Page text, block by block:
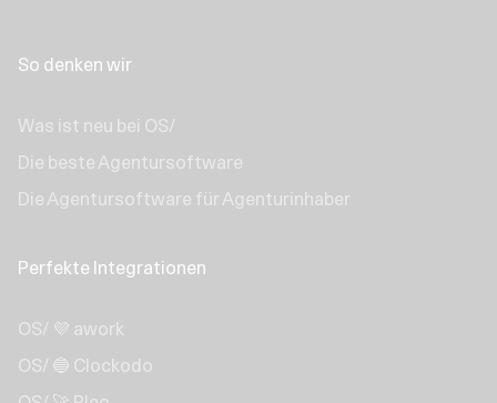
So denken wir
Was ist neu bei OS/
Die beste Agentursoftware
Die Agentursoftware für Agenturinhaber
Perfekte Integrationen
OS/ 💜 awork
OS/ 🔵 Clockodo